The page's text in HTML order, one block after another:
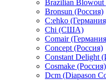
Brazilian
Bronsun (Россия)
C:ehko
Chi (США)
Comair
Concept (Россия)
Constant Delight
Cosmake (Россия)
Dcm (Diapason